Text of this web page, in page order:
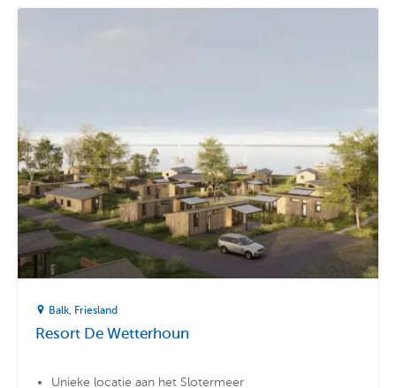
Balk Friesland
Resort De Wetterhoun
Unieke locatie aan het Slotermeer